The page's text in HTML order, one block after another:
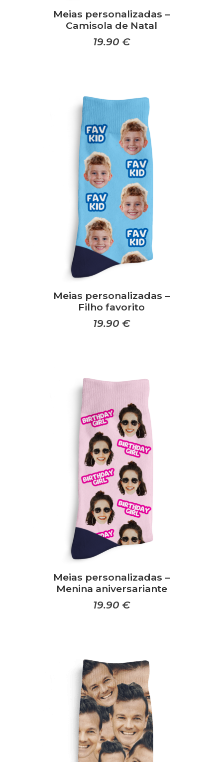
Meias personalizadas –
Camisola de Natal
19.90 €
Meias personalizadas –
Filho favorito
19.90 €
Meias personalizadas –
Menina aniversariante
19.90 €